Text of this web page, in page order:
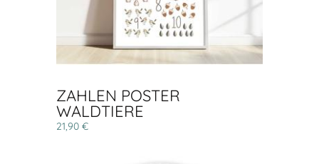
ZAHLEN POSTER
WALDTIERE
21,90 €